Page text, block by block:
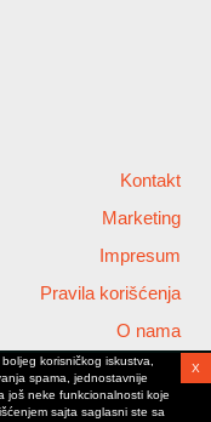
Kontakt
Marketing
Impresum
Pravila korišćenja
O nama
korisničkog iskustva,
spama, jednostavnije
još neke funkcionalnosti koje
sajta saglasni ste sa
X